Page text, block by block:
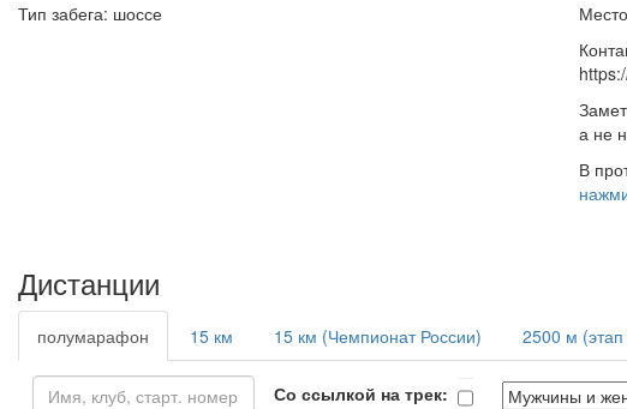
Тип забега: шоссе
а не
В
Дистанции
полумарафон 15 км 15 км (Чемпионат России) 2500 м
Со ссылкой на трек: